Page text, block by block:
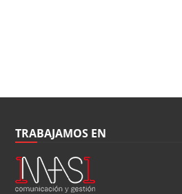
TRABAJAMOS EN